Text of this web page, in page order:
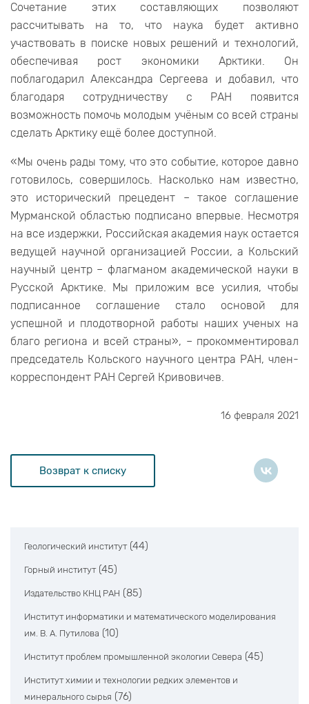
Сочетание этих составляющих позволяют
рассчитывать на то, что наука будет активно
участвовать в поиске новых решений и технологий,
обеспечивая рост экономики Арктики. Он
поблагодарил Александра Сергеева и добавил, что
благодаря сотрудничеству с РАН появится
возможность помочь молодым учёным со всей страны
сделать Арктику ещё более доступной.
«Мы очень рады тому, что это событие, которое давно
готовилось, совершилось. Насколько нам известно,
это исторический прецедент – такое соглашение
Мурманской областью подписано впервые. Несмотря
на все издержки, Российская академия наук остается
ведущей научной организацией России, а Кольский
научный центр – флагманом академической науки в
Русской Арктике. Мы приложим все усилия, чтобы
подписанное соглашение стало основой для
успешной и плодотворной работы наших ученых на
благо региона и всей страны», – прокомментировал
председатель Кольского научного центра РАН, член-
корреспондент РАН Сергей Кривовичев.
16 февраля 2021
Возврат к списку
Геологический институт (44)
Горный институт (45)
Издательство КНЦ РАН (85)
Институт информатики и математического моделирования
им. В. А. Путилова (10)
Институт проблем промышленной экологии Севера (45)
Институт химии и технологии редких элементов и
минерального сырья (76)